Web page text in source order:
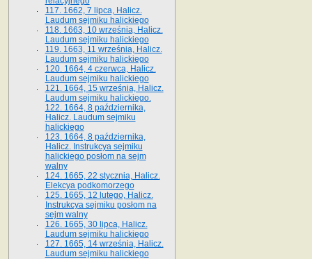
117. 1662, 7 lipca, Halicz.
Laudum sejmiku halickiego
118. 1663, 10 września, Halicz.
Laudum sejmiku halickiego
119. 1663, 11 września, Halicz.
Laudum sejmiku halickiego
120. 1664, 4 czerwca, Halicz.
Laudum sejmiku halickiego
121. 1664, 15 września, Halicz.
Laudum sejmiku halickiego.
122. 1664, 8 października,
Halicz. Laudum sejmiku
halickiego
123. 1664, 8 października,
Halicz. Instrukcya sejmiku
halickiego posłom na sejm
walny
124. 1665, 22 stycznia, Halicz.
Elekcya podkomorzego
125. 1665, 12 lutego, Halicz.
Instrukcya sejmiku posłom na
sejm walny
126. 1665, 30 lipca, Halicz.
Laudum sejmiku halickiego
127. 1665, 14 września, Halicz.
Laudum sejmiku halickiego